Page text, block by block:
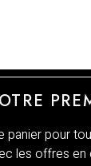
pour
les offres en